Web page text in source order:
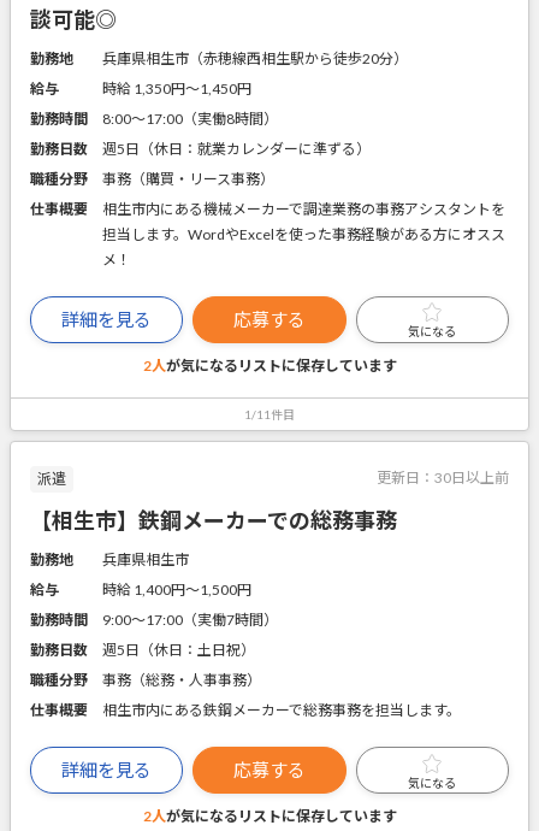
談可能◎
勤務地
兵庫県相生市（赤穂線西相生駅から徒歩20分）
給与
時給 1,350円〜1,450円
勤務時間
8:00～17:00（実働8時間）
勤務日数
週5日（休日：就業カレンダーに準ずる）
職種分野
事務（購買・リース事務）
仕事概要
相生市内にある機械メーカーで調達業務の事務アシスタントを
担当します。WordやExcelを使った事務経験がある方にオスス
メ！
詳細を見る 応募する
気になる
2人が気になるリストに保存しています
1/11件目
派遣 更新日： 30日以上前
【相生市】鉄鋼メーカーでの総務事務
勤務地
兵庫県相生市
給与
時給 1,400円〜1,500円
勤務時間
9:00～17:00（実働7時間）
勤務日数
週5日（休日：土日祝）
職種分野
事務（総務・人事事務）
仕事概要
相生市内にある鉄鋼メーカーで総務事務を担当します。
詳細を見る 応募する
気になる
2人が気になるリストに保存しています